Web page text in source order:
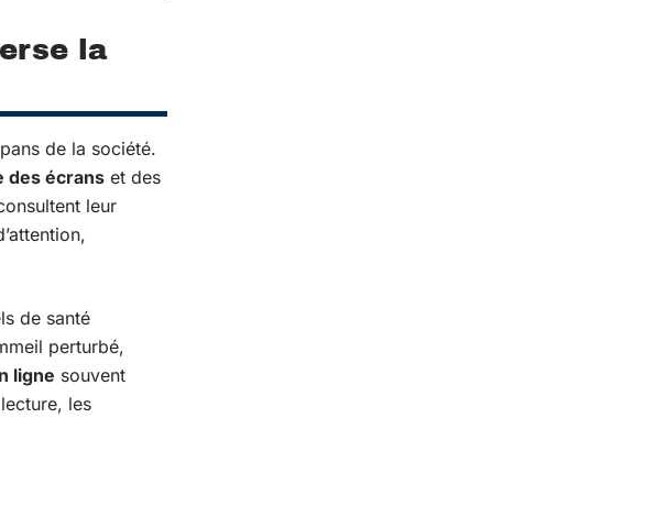
la
de la société.
des écrans et des
leur
de santé
perturbé,
ligne souvent
les